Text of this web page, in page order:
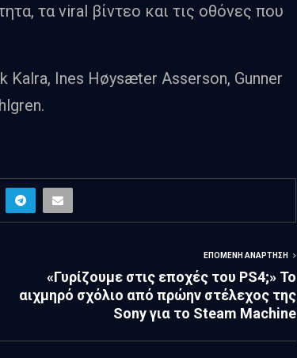
τα viral βίντεο και τις οθόνες που
Kalra, Ines Høysæter Asserson, Gunner
ΕΠΌΜΕΝΗ ΑΝΆΡΤΗΣΗ
«Γυρίζουμε στις εποχές του PS4;» Το
αιχμηρό σχόλιο από πρώην στέλεχος της
Sony για το Steam Machine